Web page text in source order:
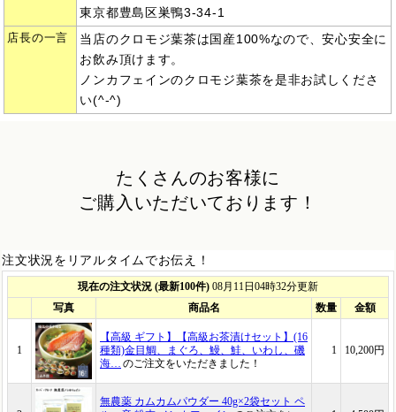
東京都豊島区巣鴨3-34-1
店長の一言
当店のクロモジ葉茶は国産100%なので、安心安全に
お飲み頂けます。
ノンカフェインのクロモジ葉茶を是非お試しくださ
い(^-^)
たくさんのお客様に
ご購入いただいております！
注文状況をリアルタイムでお伝え！